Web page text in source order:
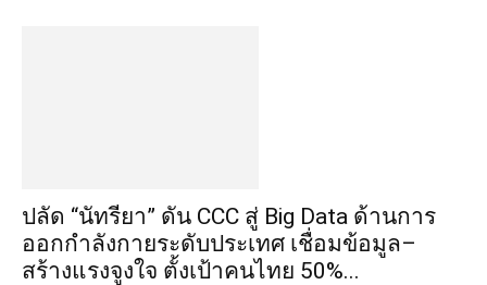
ปลัด “นัทรียา” ดัน CCC สู่ Big Data ด้านการ
ออกกำลังกายระดับประเทศ เชื่อมข้อมูล–
สร้างแรงจูงใจ ตั้งเป้าคนไทย 50%...